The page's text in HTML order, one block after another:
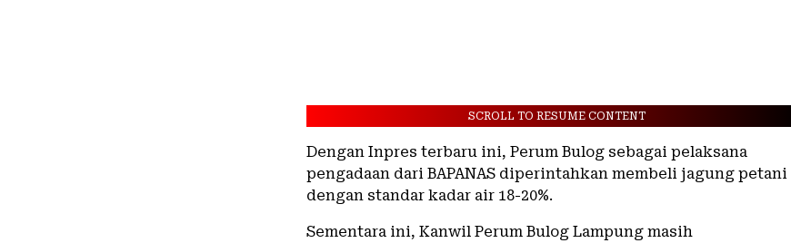
SCROLL TO RESUME CONTENT
Dengan Inpres terbaru ini, Perum Bulog sebagai pelaksana
pengadaan dari BAPANAS diperintahkan membeli jagung petani
dengan standar kadar air 18-20%.
Sementara ini, Kanwil Perum Bulog Lampung masih